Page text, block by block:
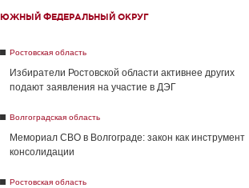
ЮЖНЫЙ ФЕДЕРАЛЬНЫЙ ОКРУГ
Ростовская область
Избиратели Ростовской области активнее других
подают заявления на участие в ДЭГ
Волгоградская область
Мемориал СВО в Волгограде: закон как инструмент
консолидации
Ростовская область